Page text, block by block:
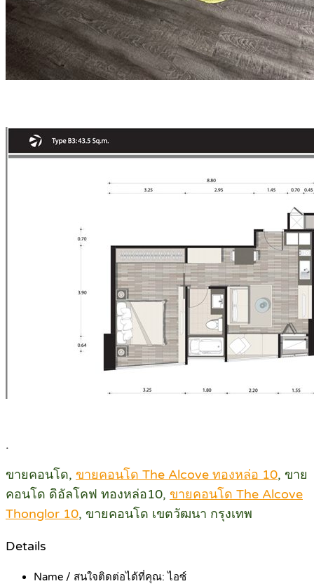
.
ขายคอนโด, ขายคอนโด The Alcove ทองหล่อ 10, ขาย
คอนโด ดิอัลโคฟ ทองหล่อ10, ขายคอนโด The Alcove
Thonglor 10, ขายคอนโด เขตวัฒนา กรุงเทพ
Details
Name / สนใจติดต่อได้ที่คุณ:ไอซ์